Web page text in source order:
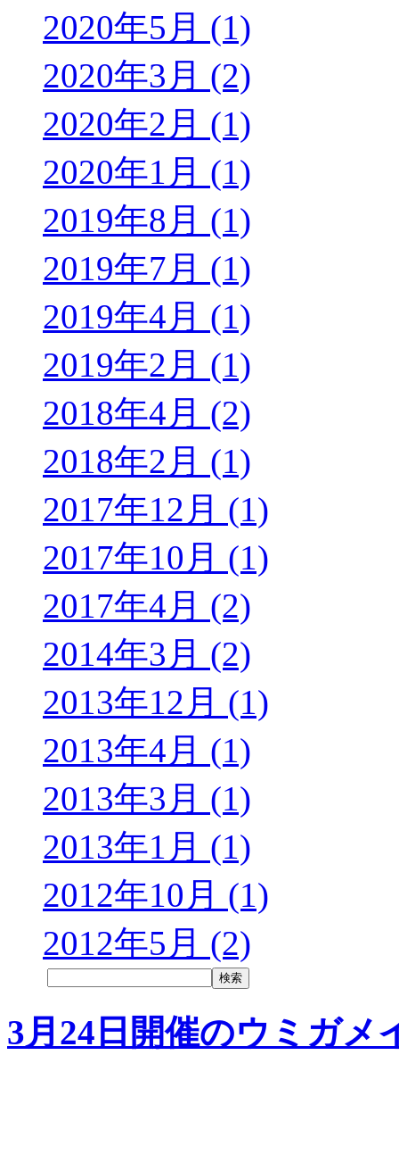
2020年5月 (1)
2020年3月 (2)
2020年2月 (1)
2020年1月 (1)
2019年8月 (1)
2019年7月 (1)
2019年4月 (1)
2019年2月 (1)
2018年4月 (2)
2018年2月 (1)
2017年12月 (1)
2017年10月 (1)
2017年4月 (2)
2014年3月 (2)
2013年12月 (1)
2013年4月 (1)
2013年3月 (1)
2013年1月 (1)
2012年10月 (1)
2012年5月 (2)
3月24日開催のウミガメ